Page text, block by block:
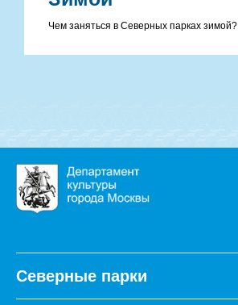
Чем заняться в Северных парках зимой?
Северные парки